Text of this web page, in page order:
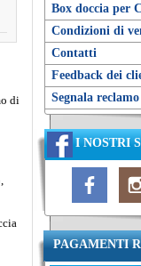
Box doccia per
Condizioni di
Contatti
Feedback dei
Segnala reclamo
I NOSTRI
PAGAMENTI
di